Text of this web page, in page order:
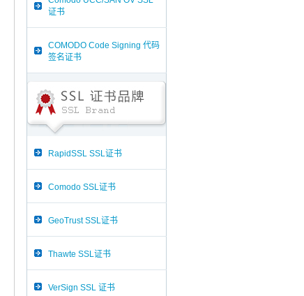
证书
COMODO Code Signing 代码
签名证书
RapidSSL SSL证书
Comodo SSL证书
GeoTrust SSL证书
Thawte SSL证书
VerSign SSL 证书